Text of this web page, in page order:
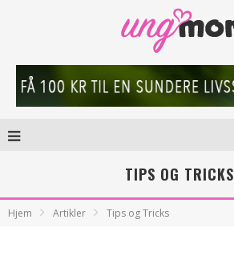
TIPS OG TRICKS
Hjem Artikler Tips og Tricks